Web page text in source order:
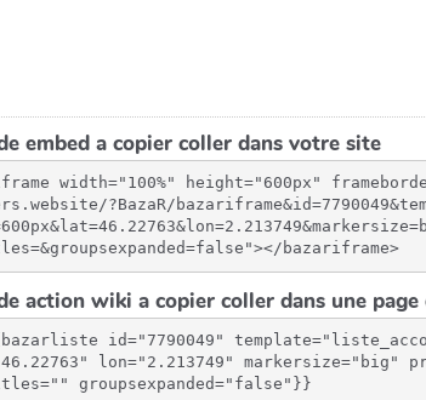
embed a copier coller dans votre site
width="100%" height="600px"
?BazaR/
bazariframe>
action wiki a copier coller dans une page
id="7790049"
lon="2.213749" markersize="big"
groupsexpanded="false"}}